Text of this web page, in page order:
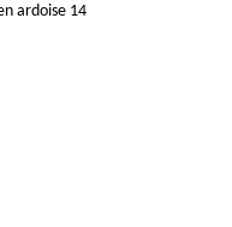
ardoise 14